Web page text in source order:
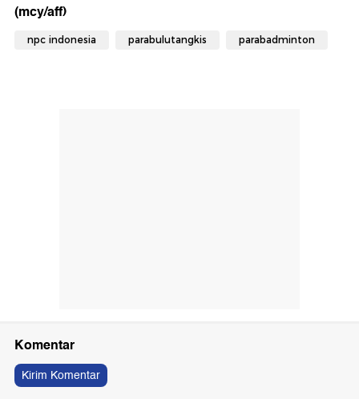
(mcy/aff)
npc indonesia parabulutangkis parabadminton
Komentar
Kirim Komentar